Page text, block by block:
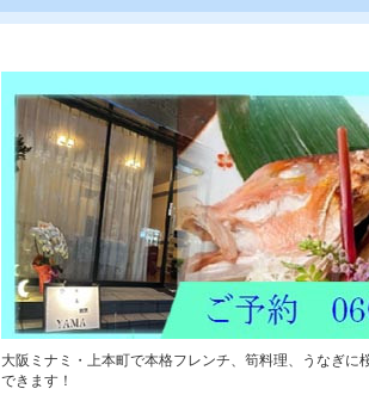
大阪ミナミ・上本町で本格フレンチ、筍料理、うなぎ
できます！